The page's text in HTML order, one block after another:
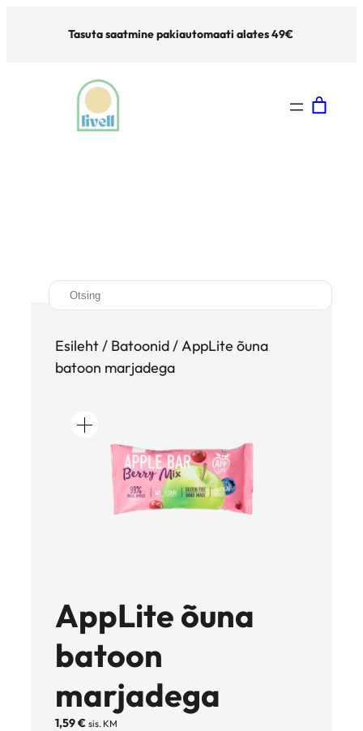
Tasuta saatmine pakiautomaati alates 49€
S
e
Esileht/ Batoonid/ AppLite õuna
batoon marjadega
AppLite õuna
batoon
marjadega
1,59€ sis. KM